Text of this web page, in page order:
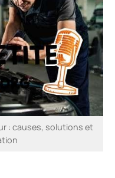
: causes, solutions et